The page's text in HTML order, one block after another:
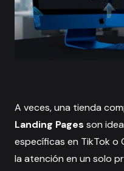
A veces, una tienda
Landing Pages son
específicas en TikTok
la atención en un solo